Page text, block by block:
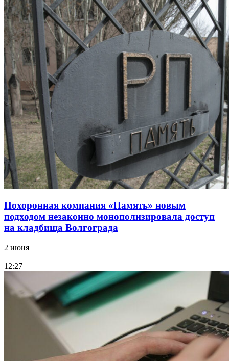
Похоронная компания «Память» новым
подходом незаконно монополизировала доступ
на кладбища Волгограда
2 июня
12:27